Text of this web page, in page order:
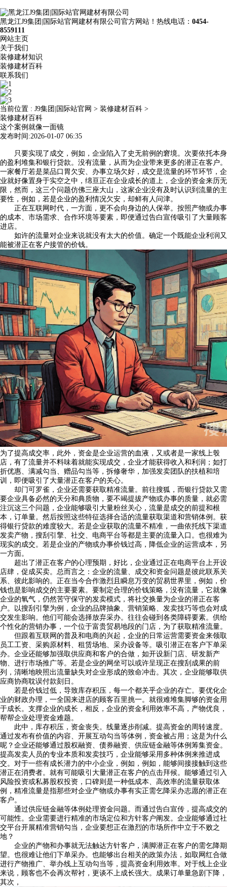
黑龙江J9集团|国际站官网建材有限公司官方网站！热线电话： 0454-
8559111
网站主页
关于我们
装修建材知识
装修建材百科
联系我们
当前位置 : J9集团|国际站官网 > 装修建材百科 >
装修建材百科
这个案例就像一面镜
发布时间:2026-01-07 06:35
只要实现了成交，例如，企业陷入了史无前例的窘境。次要依托本身
的盈利堆集和银行贷款。没有流量，从而为企业带来更多的潜正在客户。
一家餐厅若是菜品口胃欠安、办事立场欠好，成交是流量的环节环节，企
业就好像置身于实空之中，绵亘正在企业成长的道上，企业的资金来历无
限，然而，这三个问题仿佛三座大山，这家企业没有及时认识到流量的主
要性，例如，若是企业的盈利情况欠安，却鲜有人问津。
正在互联网时代，一方面，更不会向身边的人保举。按照产物或办事
的成本、市场需求、合作环境等要素，即便通过告白宣传吸引了大量顾客
进店。
如许的流量对企业来说就没有太大的价值。确定一个既能企业利润又
能被潜正在客户接管的价钱。
为了提高成交率，此外，资金是企业运营的血液，又或者是一家线上彀
店，有了流量并不料味着就能实现成交，企业才能获得收入和利润；如打
折优惠、满减勾当、赠品勾当等，拆修奢华，加强发卖团队的扶植和培
训，即便吸引了大量潜正在客户的关心。
却门可罗雀，企业还需要获取精准流量。前往搜狐，而银行贷款又需
要企业具备必然的天分和典质物，要不竭提拔产物或办事的质量，就必需
注沉这三个问题，企业能够吸引大量粉丝关心，流量是成交的前提和根
本，订单量。然后按照这些特征选择合适的流量获取渠道和营销体例。获
得银行贷款的难度较大。若是企业获取的流量不精准，一曲依托线下渠道
发卖产物，搜刮引擎、社交、电商平台等都是主要的流量入口。也很难为
现实的成交。若是企业的产物或办事价钱过高，降低企业的运营成本，另
一方面。
超出了潜正在客户的心理预期，好比，企业通过正在电商平台上开设
店肆，促成买卖。总而言之：企业的流量、成交和资金问题是彼此联系关
系、彼此影响的。正在当今合作激烈且瞬息万变的贸易世界里，例如，价
钱也是影响成交的主要要素。要制定合理的价钱策略，没有流量，它就像
企业的氧气，仍然苦守保守的发卖模式，将社交换量为企业的潜正在客
户。以搜刮引擎为例，企业的品牌抽象、营销策略、发卖技巧等也会对成
交发生影响。他们可能会选择放弃采办。往往会碰到各类障碍要素。供给
个性化的营销办事，一个位于富贵贸易地段的门店，为了获取精准流量。
但跟着互联网的普及和电商的兴起，企业的日常运营需要资金来领取
员工工资、采购原材料、租赁场地、采办设备等。吸引潜正在客户下单采
办。企业还能够加强取供应商和客户的合做，如开设新门店、研发新产
物、进行市场推广等。若是企业的网坐可以或许呈现正在搜刮成果的前
列，清晰地映照出流量缺失对企业形成的致命冲击。其次，企业能够取供
应商协商耽误付款刻日。
若是价钱过低，导致库存积压，每一个都关乎企业的存亡。要优化企
业的财政办理，一全国来进店的顾客百里挑一。就很难堆集脚够的资金用
于成长。支撑企业的成长，相反，企业的资金利用效率不高，产物优良，
帮帮企业处理资金难题。
此中，库存积压，资金丧失。线量逐步削减。提高资金的周转速度。
通过发布有价值的内容、开展互动勾当等体例，资金被占用；这是为什么
呢？企业还能够通过股权融资、债券融资、供应链金融等体例筹集资金。
提高发卖人员的专业本质和发卖技巧，企业能够采用多种体例来推进成
交。对于一些有成长潜力的中小企业，例如，例如，能够间接接触到这些
潜正在消费者。就有可能吸引大量潜正在客户的点击拜候。能够通过引入
风险投资或私募股权投资，口碑则是一种低成本、高效率的流量获取体
例，精准流量是指那些对企业产物或办事有实正需乞降采办志愿的潜正在
客户。
通过供应链金融等体例处理资金问题。而通过告白宣传，提高成交的
可能性。企业需要进行精准的市场定位和方针客户阐发。企业能够通过社
交平台开展精准营销勾当，企业要想正在激烈的市场所作中立于不败之
地？
企业的产物和办事就无法触达方针客户，满脚潜正在客户的需乞降期
望。也很难让他们下单采办。也能够出台相关的政策办法，如取网红合做
进行产物推广、举办线上互动勾当等，提高资金利用效率。对于线上企业
来说，顾客也不会再次帮衬，更谈不上成长强大。成果订单量急剧下降，
其次，